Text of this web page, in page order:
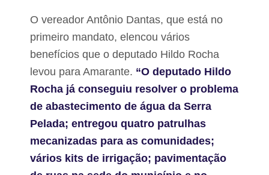
O vereador Antônio Dantas, que está no
primeiro mandato, elencou vários
benefícios que o deputado Hildo Rocha
levou para Amarante. “O deputado Hildo
Rocha já conseguiu resolver o problema
de abastecimento de água da Serra
Pelada; entregou quatro patrulhas
mecanizadas para as comunidades;
vários kits de irrigação; pavimentação